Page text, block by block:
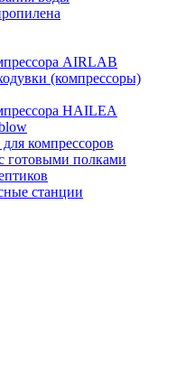
AIRLAB
(компрессоры)
HAILEA
компрессоров
готовыми полками
станции